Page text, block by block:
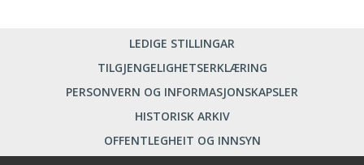
LEDIGE STILLINGAR
TILGJENGELIGHETSERKLÆRING
PERSONVERN OG INFORMASJONSKAPSLER
HISTORISK ARKIV
OFFENTLEGHEIT OG INNSYN